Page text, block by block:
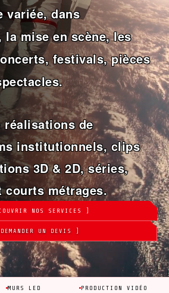
variée, dans
mise en scène, les
festivals, pièces
de
institutionnels, clips
3D & 2D, séries,
métrages.
NOS SERVICES ]
UN DEVIS ]
PRODUCTION VIDÉO